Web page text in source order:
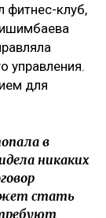
фитнес-клуб,
управления.
для
в
никаких
стать